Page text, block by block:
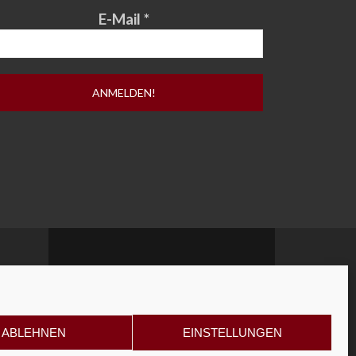
ABLEHNEN EINSTELLUNGEN
E-Mail *